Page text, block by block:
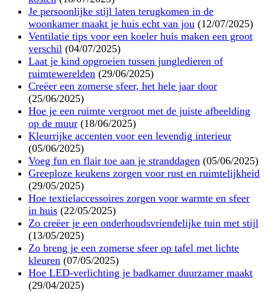
Je persoonlijke stijl laten terugkomen in de
woonkamer maakt je huis echt van jou (12/07/2025)
Ventilatie tips voor een koeler huis maken een groot
verschil (04/07/2025)
Laat je kind opgroeien tussen jungledieren of
ruimtewerelden (29/06/2025)
Creëer een zomerse sfeer, het hele jaar door
(25/06/2025)
Hoe je een ruimte vergroot met de juiste afbeelding
op de muur (18/06/2025)
Kleurrijke accenten voor een levendig interieur
(05/06/2025)
Voeg fun en flair toe aan je stranddagen (05/06/2025)
Greeploze keukens zorgen voor rust en ruimtelijkheid
(29/05/2025)
Hoe textielaccessoires zorgen voor warmte en sfeer
in huis (22/05/2025)
Zo creëer je een onderhoudsvriendelijke tuin met stijl
(13/05/2025)
Zo breng je een zomerse sfeer op tafel met lichte
kleuren (07/05/2025)
Hoe LED-verlichting je badkamer duurzamer maakt
(29/04/2025)